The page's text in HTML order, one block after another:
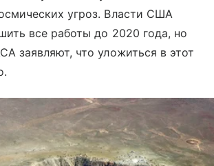
угроз. Власти США
все работы до 2020 года, но
заявляют, что уложиться в этот